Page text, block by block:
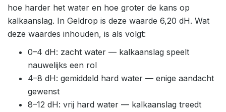
hoe harder het water en hoe groter de kans op
kalkaanslag. In Geldrop is deze waarde 6,20 dH. Wat
deze waardes inhouden, is als volgt:
0–4 dH: zacht water — kalkaanslag speelt
nauwelijks een rol
4–8 dH: gemiddeld hard water — enige aandacht
gewenst
8–12 dH: vrij hard water — kalkaanslag treedt